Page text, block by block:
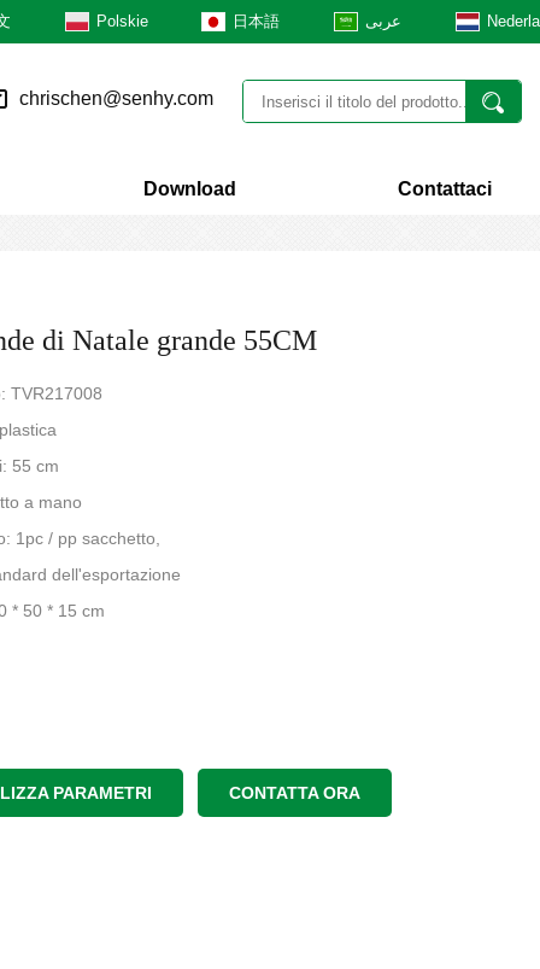
Polskie 日本語 عربى
chrischen@senhy.com
Download Contattaci
di Natale grande 55CM
TVR217008
55 cm
a mano
1pc / pp sacchetto,
dell'esportazione
* 50 * 15 cm
PARAMETRI CONTATTA ORA